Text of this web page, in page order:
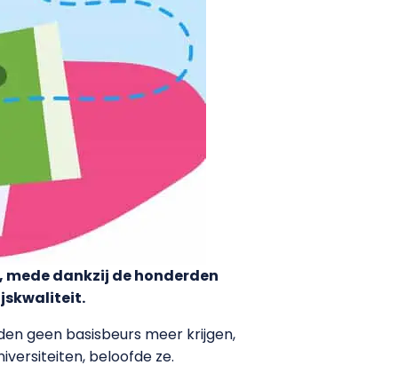
mede dankzij de honderden
geen basisbeurs meer krijgen,
beloofde ze.